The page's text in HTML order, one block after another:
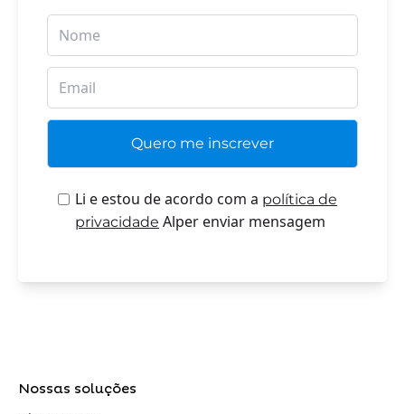
Li e estou de acordo com a política de
privacidade Alper enviar mensagem
Nossas soluções